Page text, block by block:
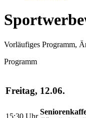
Vorläufiges Programm,
Programm
Freitag, 12.06.
15:30 Uhr